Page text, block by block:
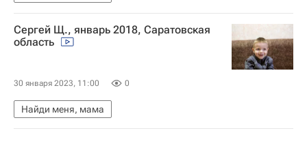
Сергей Щ., январь 2018, Саратовская
область
30 января 2023, 11:00 0
Найди меня, мама